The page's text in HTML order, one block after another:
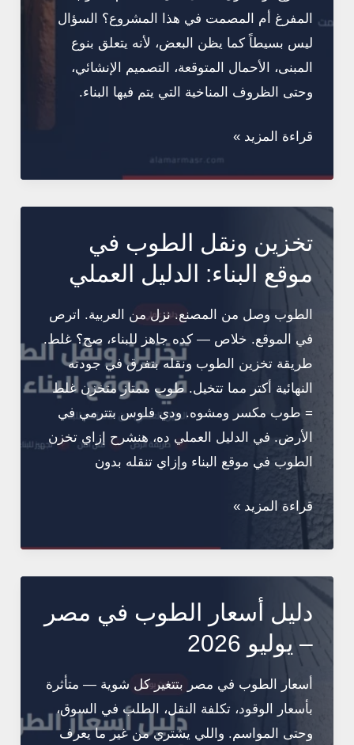
المفرغ أم المصمت في هذا المشروع؟ السؤال
ليس بسيطاً كما يظن البعض، لأنه يتعلق بنوع
المبنى، الأحمال المتوقعة، التصميم الإنشائي،
وحتى الظروف المناخية التي يتم فيها البناء.
الطوب
الفروق
الفنية
وأيهما
تختار
لمشروعك
حسب
الكود
المصري
قراءة المزيد »
تخزين ونقل الطوب في
موقع البناء: الدليل العملي
الطوب وصل من المصنع. نزل من العربية. اترص
في الموقع. خلاص — كده جاهز للبناء، صح؟ غلط.
طريقة تخزين الطوب ونقله بتفرق في جودته
النهائية أكتر مما تتخيل. طوب ممتاز متخزن غلط
= طوب مكسر ومشوه. ودي فلوس بتترمي في
الأرض. في الدليل العملي ده، هنشرح إزاي تخزن
الطوب في موقع البناء وإزاي تنقله بدون
تخزين
ونقل
في
موقع
البناء:
الدليل
العملي
قراءة المزيد »
دليل أسعار الطوب في مصر
– يوليو 2026
أسعار الطوب في مصر بتتغير كل شوية — متأثرة
بأسعار الوقود، تكلفة النقل، الطلب في السوق،
وحتى المواسم. واللي يشتري من غير ما يعرف